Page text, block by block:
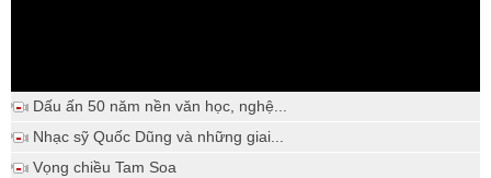
Dấu ấn 50 năm nền văn học, nghệ...
Nhạc sỹ Quốc Dũng và những giai...
Vọng chiều Tam Soa